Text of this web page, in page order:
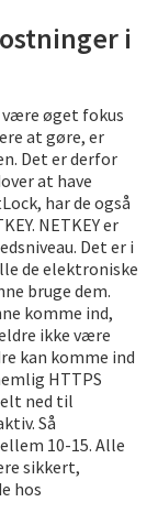
i
være øget fokus
at gøre, er
Det er derfor
at have
har de også
NETKEY er
Det er i
de elektroniske
bruge dem.
komme ind,
ikke være
kan komme ind
HTTPS
ned til
Så
10-15. Alle
sikkert,
hos